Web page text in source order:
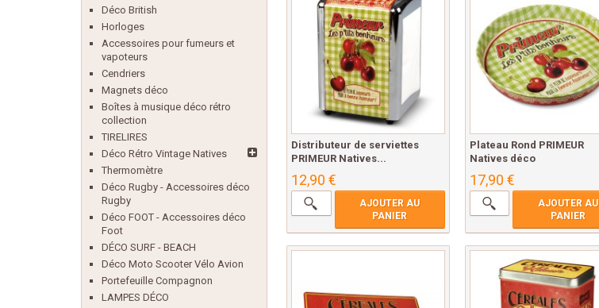
Déco British
Horloges
Accessoires pour fumeurs et
vapoteurs
Cendriers
Magnets déco
Boîtes à musique déco rétro
collection
TIRELIRES
Déco Rétro Vintage Natives
Thermomètre
Déco Rugby - Accessoires déco
Rugby
Déco FOOT - Accessoires déco
Foot
DÉCO SURF - BEACH
Déco Moto Scooter Vélo Avion
Portefeuille Compagnon
LAMPES DÉCO
Distributeur de serviettes
PRIMEUR Natives...
12,90 €
AJOUTER AU
PANIER
Plateau Rond PRIMEUR
Natives déco
17,90 €
AJOUTER AU
PANIER